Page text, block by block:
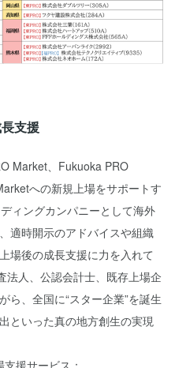
支援
Market、Fukuoka PRO
への新規上場をサポートす
ィングカンパニーとして海外
適時開示のアドバイスや組織
場後の成長支援に力を入れて
法人、公認会計士、既存上場企
ら、全国に“スター企業”を誕生
といった真の地方創生の実現
援サービス：